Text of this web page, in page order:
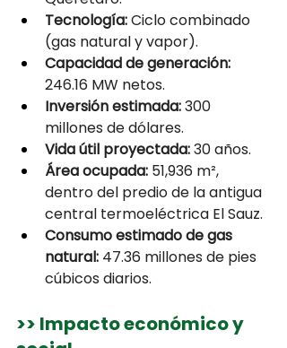
Tecnología: Ciclo combinado
(gas natural y vapor).
Capacidad de generación:
246.16 MW netos.
Inversión estimada: 300
millones de dólares.
Vida útil proyectada: 30 años.
Área ocupada: 51,936 m²,
dentro del predio de la antigua
central termoeléctrica El Sauz.
Consumo estimado de gas
natural: 47.36 millones de pies
cúbicos diarios.
>> Impacto económico y